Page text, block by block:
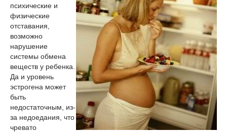
психические и
физические
отставания,
возможно
нарушение
системы обмена
веществ у ребенка.
Да и уровень
эстрогена может
быть
недостаточным, из-
за недоедания, что
чревато